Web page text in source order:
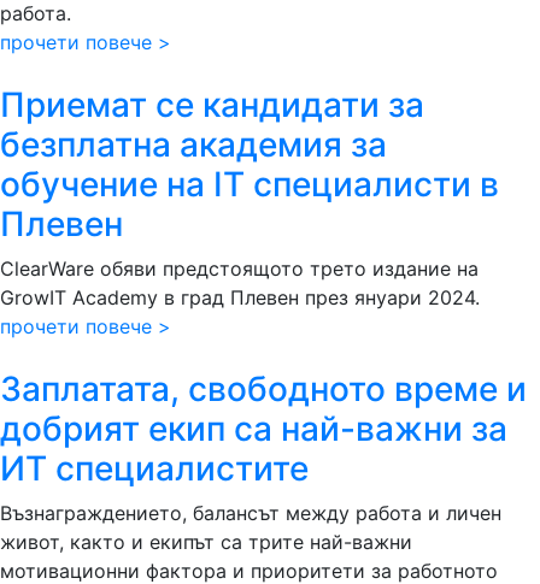
работа.
прочети повече >
Приемат се кандидати за
безплатна академия за
обучение на IT специалисти в
Плевен
ClearWare обяви предстоящото трето издание на
GrowIT Academy в град Плевен през януари 2024.
прочети повече >
Заплатата, свободното време и
добрият екип са най-важни за
ИТ специалистите
Възнаграждението, балансът между работа и личен
живот, както и екипът са трите най-важни
мотивационни фактора и приоритети за работното